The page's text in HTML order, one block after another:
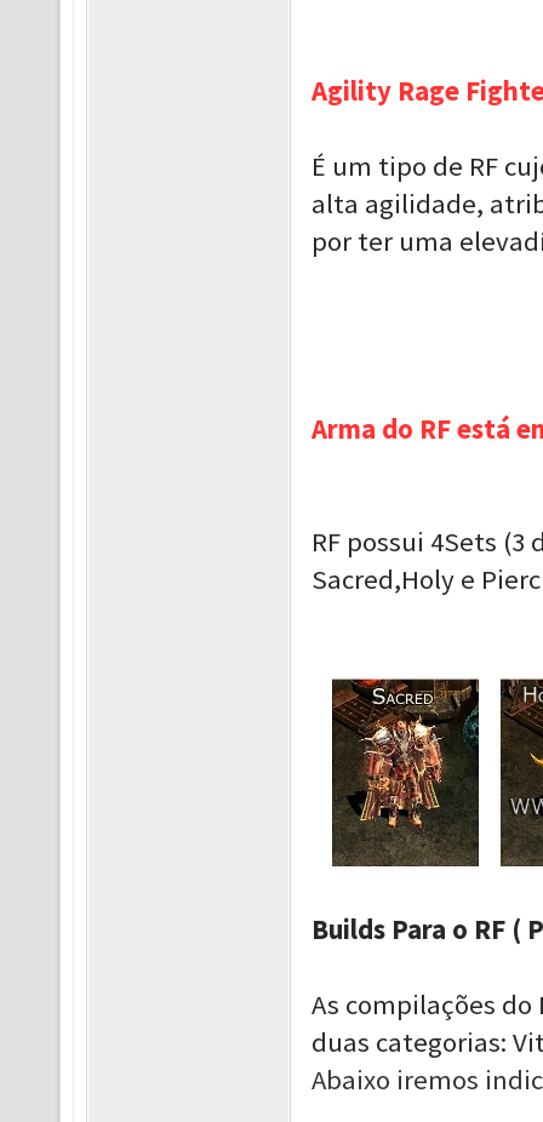
Agility Rage
É um tipo de RF
alta agilidade,
por ter uma
Arma do RF está
RF possui 4Sets
Sacred,Holy e
Builds Para o RF (
As compilações
duas categorias:
Abaixo iremos